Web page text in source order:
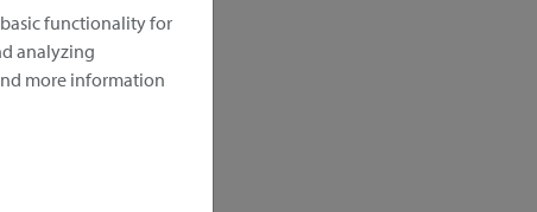
functionality for
analyzing
more information